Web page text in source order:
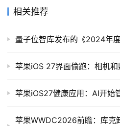
相关推荐
量子位智库发布的《2024年
苹果iOS 27界面偷跑：相机
苹果iOS27健康应用：AI开始
苹果WWDC2026前瞻：库克